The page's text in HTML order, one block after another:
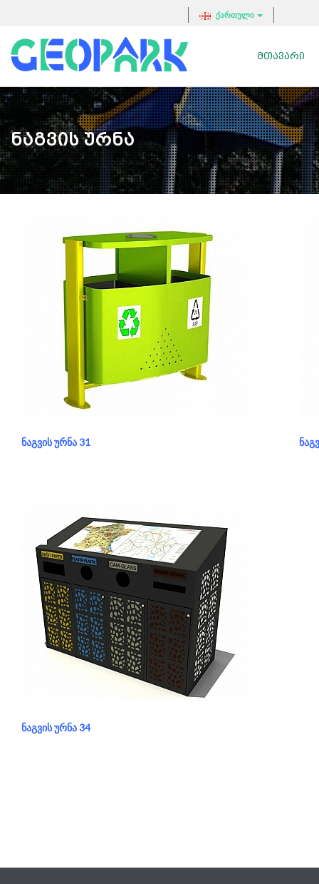
ქართული
ᲛᲗᲐᲕᲐᲠᲘ
Ნაგვის Ურნა
ᲜᲐᲒᲕᲘᲡ ᲣᲠᲜᲐ 31
ᲜᲐᲒᲕᲘᲡ ᲣᲠᲜᲐ 34